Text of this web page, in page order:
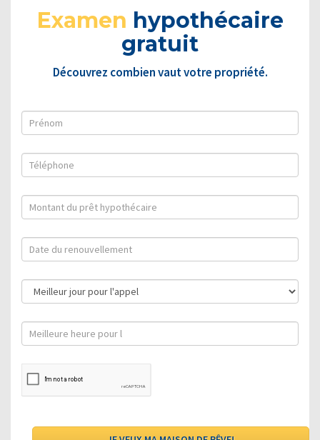
Examen hypothécaire
gratuit
Découvrez combien vaut votre propriété.